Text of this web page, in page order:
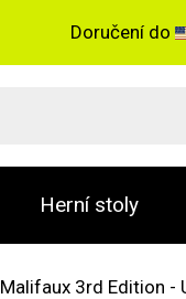
Doručení do
Herní stoly
Malifaux 3rd Edition -